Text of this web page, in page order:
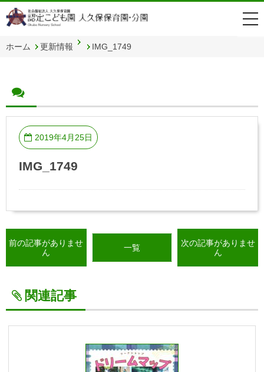
ホーム 更新情報 IMG_1749
2019年4月25日
IMG_1749
前の記事がありませ
ん
一覧
次の記事がありませ
ん
関連記事